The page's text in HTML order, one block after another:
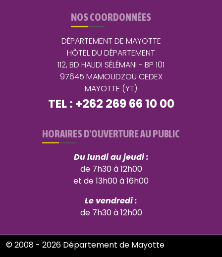
NOS COORDONNÉES
DÉPARTEMENT DE MAYOTTE
HÔTEL DU DÉPARTEMENT
112, BD HALIDI SÉLÉMANI - BP 101
97645 MAMOUDZOU CEDEX
MAYOTTE (YT)
TEL : +262 269 66 10 00
HORAIRES D'OUVERTURE AU PUBLIC
Du lundi au jeudi :
de 7h30 à 12h00
et de 13h00 à 16h00
Le vendredi :
de 7h30 à 12h00
© 2008 - 2026 Département de Mayotte